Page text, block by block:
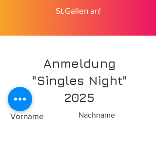
St.Gallen an!
Anmeldung
"Singles Night"
2025
Vorname Nachname